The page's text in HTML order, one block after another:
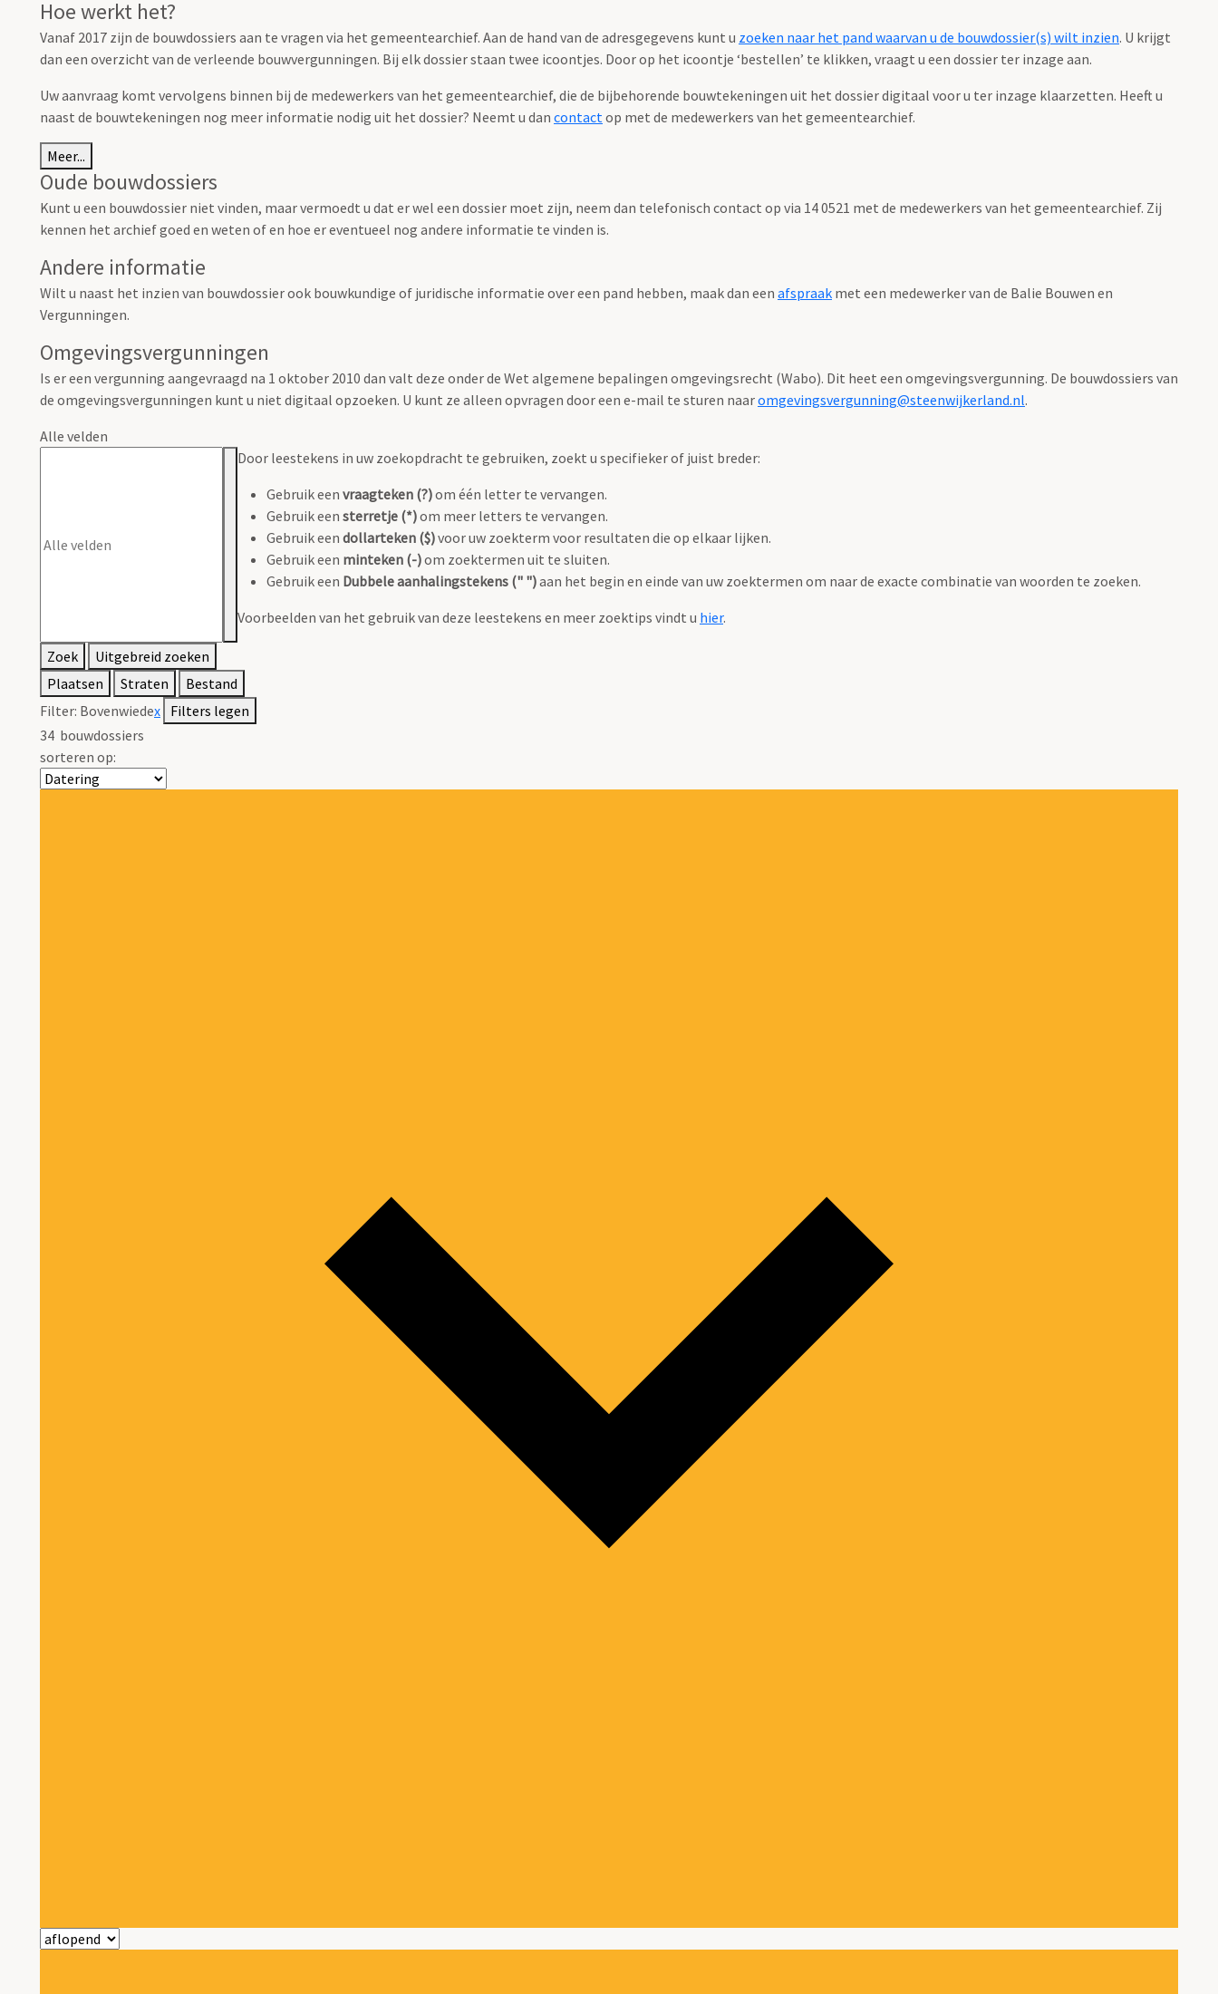
Hoe werkt het?
Vanaf 2017 zijn de bouwdossiers aan te vragen via het gemeentearchief. Aan de hand van de adresgegevens kunt u zoeken naar het pand waarvan u de bouwdossier(s) wilt inzien. U krijgt
dan een overzicht van de verleende bouwvergunningen. Bij elk dossier staan twee icoontjes. Door op het icoontje ‘bestellen’ te klikken, vraagt u een dossier ter inzage aan.
Uw aanvraag komt vervolgens binnen bij de medewerkers van het gemeentearchief, die de bijbehorende bouwtekeningen uit het dossier digitaal voor u ter inzage klaarzetten. Heeft u
naast de bouwtekeningen nog meer informatie nodig uit het dossier? Neemt u dan contactop met de medewerkers van het gemeentearchief.
Meer...
Oude bouwdossiers
Kunt u een bouwdossier niet vinden, maar vermoedt u dat er wel een dossier moet zijn, neem dan telefonisch contact op via 14 0521 met de medewerkers van het gemeentearchief. Zij
kennen het archief goed en weten of en hoe er eventueel nog andere informatie te vinden is.
Andere informatie
Wilt u naast het inzien van bouwdossier ook bouwkundige of juridische informatie over een pand hebben, maak dan een afspraak met een medewerker van de Balie Bouwen en
Vergunningen.
Omgevingsvergunningen
Is er een vergunning aangevraagd na 1 oktober 2010 dan valt deze onder de Wet algemene bepalingen omgevingsrecht (Wabo). Dit heet een omgevingsvergunning. De bouwdossiers van
de omgevingsvergunningen kunt u niet digitaal opzoeken. U kunt ze alleen opvragen door een e-mail te sturen naaromgevingsvergunning@steenwijkerland.nl.
Alle velden
Door leestekens in uw zoekopdracht te gebruiken, zoekt u specifieker of juist breder:
Gebruik een vraagteken (?)om één letter te vervangen.
Gebruik een sterretje (*)om meer letters te vervangen.
Gebruik een dollarteken ($)voor uw zoekterm voor resultaten die op elkaar lijken.
Gebruik een minteken (-)om zoektermen uit te sluiten.
Gebruik een Dubbele aanhalingstekens (" ")aan het begin en einde van uw zoektermen om naar de exacte combinatie van woorden te zoeken.
Voorbeelden van het gebruik van deze leestekens en meer zoektips vindt u hier.
Zoek
Uitgebreid zoeken
Plaatsen
Straten
Bestand
Filter: Bovenwiedex Filters legen
34 bouwdossiers
sorteren op: